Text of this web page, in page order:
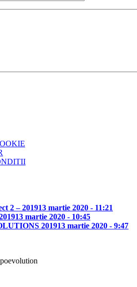
2 – 201913 martie 2020 - 11:21
13 martie 2020 - 10:45
201913 martie 2020 - 9:47